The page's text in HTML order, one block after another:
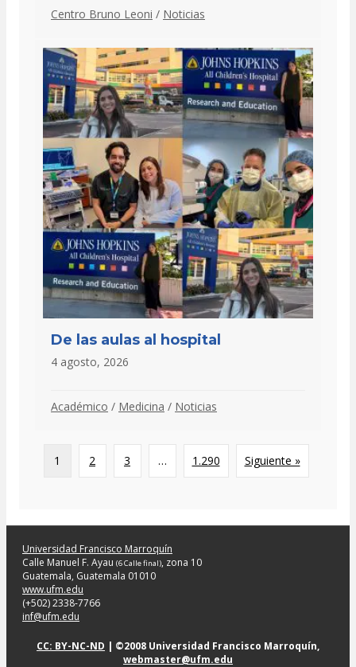
Centro Bruno Leoni / Noticias
De las aulas al hospital
4 agosto, 2026
Académico / Medicina / Noticias
1 2 3 … 1.290 Siguiente »
Universidad Francisco Marroquín
Calle Manuel F. Ayau (6 Calle final), zona 10
Guatemala, Guatemala 01010
www.ufm.edu
(+502) 2338-7766
inf@ufm.edu
CC: BY-NC-ND | ©2008 Universidad Francisco Marroquín,
webmaster@ufm.edu